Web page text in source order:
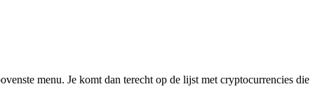
menu. Je komt dan terecht op de lijst met cryptocurrencies die